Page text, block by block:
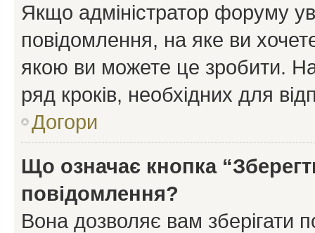
Якщо адміністратор форуму
повідомлення, на яке ви
якою ви можете це зробити.
ряд кроків, необхідних для
Догори
Що означає кнопка
повідомлення?
Вона дозволяє вам зберігати